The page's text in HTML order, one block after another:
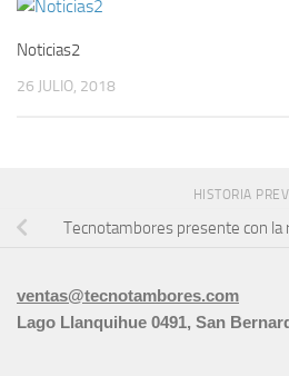
Noticias2
26 JULIO, 2018
HISTORIA
Tecnotambores presente con la
ventas@tecnotambores.com
Lago Llanquihue 0491, San